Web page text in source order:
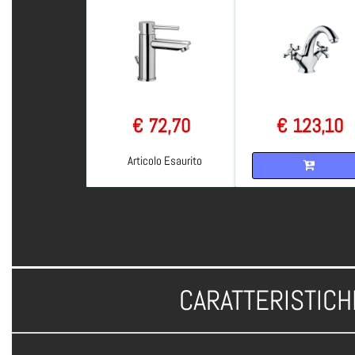
€ 72,70
Articolo Esaurito
€ 123,10